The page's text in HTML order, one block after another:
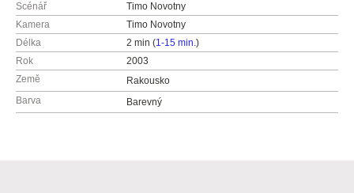
Scénář
Timo Novotny
Kamera
Timo Novotny
Délka
2 min (1-15 min.)
Rok
2003
Země
Rakousko
Barva
Barevný